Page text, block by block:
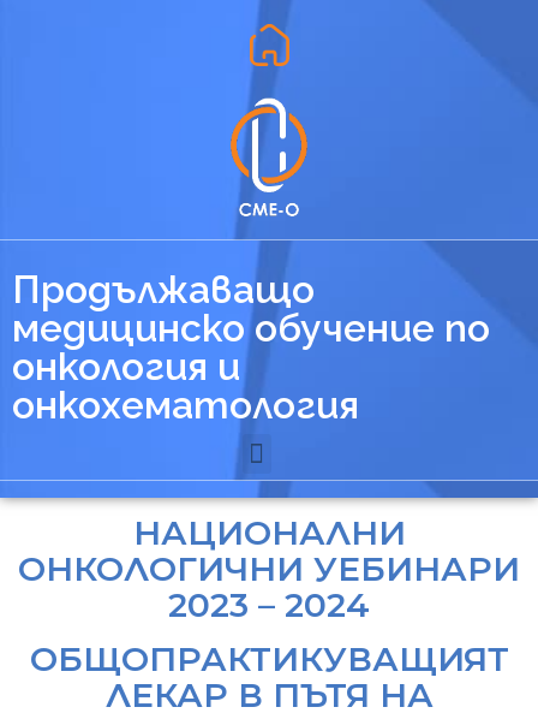
Продължаващо
медицинско обучение по
онкология и
онкохематология
НАЦИОНАЛНИ
ОНКОЛОГИЧНИ УЕБИНАРИ
2023 – 2024
ОБЩОПРАКТИКУВАЩИЯТ
ЛЕКАР В ПЪТЯ НА